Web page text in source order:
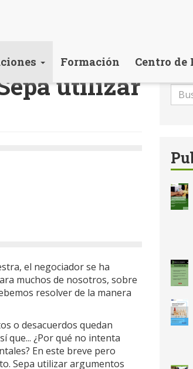
Formación Centro de
utilizar
el negociador se ha
muchos de nosotros, sobre
resolver de la manera
o desacuerdos quedan
que... ¿Por qué no intenta
En este breve pero
Sepa utilizar argumentos
de